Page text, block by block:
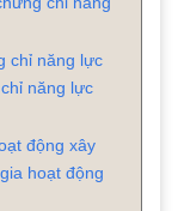
chỉ năng lực
năng lực
động xây
hoạt động